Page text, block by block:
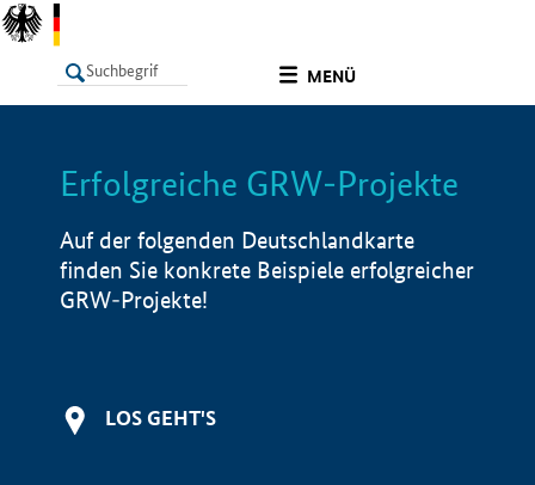
MENÜ
LISTE Info
Erfolgreiche GRW-Projekte
Auf der folgenden Deutschlandkarte
finden Sie konkrete Beispiele erfolgreicher
GRW-Projekte!
LOS GEHT'S